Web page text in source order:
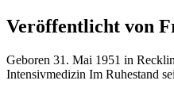
Veröffentlicht von
Geboren 31. Mai 1951 in
Intensivmedizin Im Ruhestand